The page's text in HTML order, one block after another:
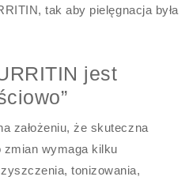
tak aby pielęgnacja była
jest
założeniu, że skuteczna
zmian wymaga kilku
tonizowania,